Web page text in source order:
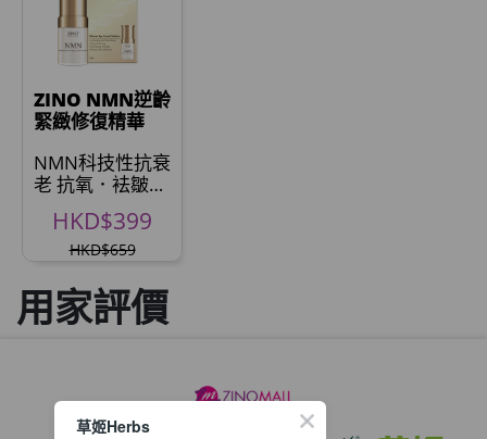
ZINO NMN逆齡
緊緻修復精華
NMN科技性抗衰
老 抗氧．袪皺．
HKD$399
HKD$659
用家評價
草姬Herbs